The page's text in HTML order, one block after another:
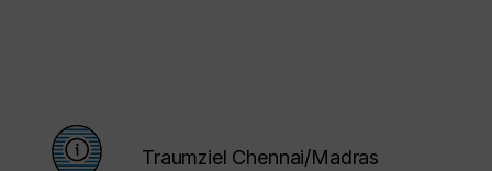
Traumziel Chennai/Madras